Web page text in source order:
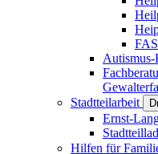
Stadtteilarbeit
Ernst-
Hilfen für